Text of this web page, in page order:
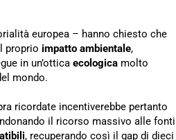
europea – hanno chiesto che
proprio impatto ambientale,
in un’ottica ecologica molto
mondo.
ricordate incentiverebbe pertanto
il ricorso massivo alle fonti
, recuperando così il gap di dieci